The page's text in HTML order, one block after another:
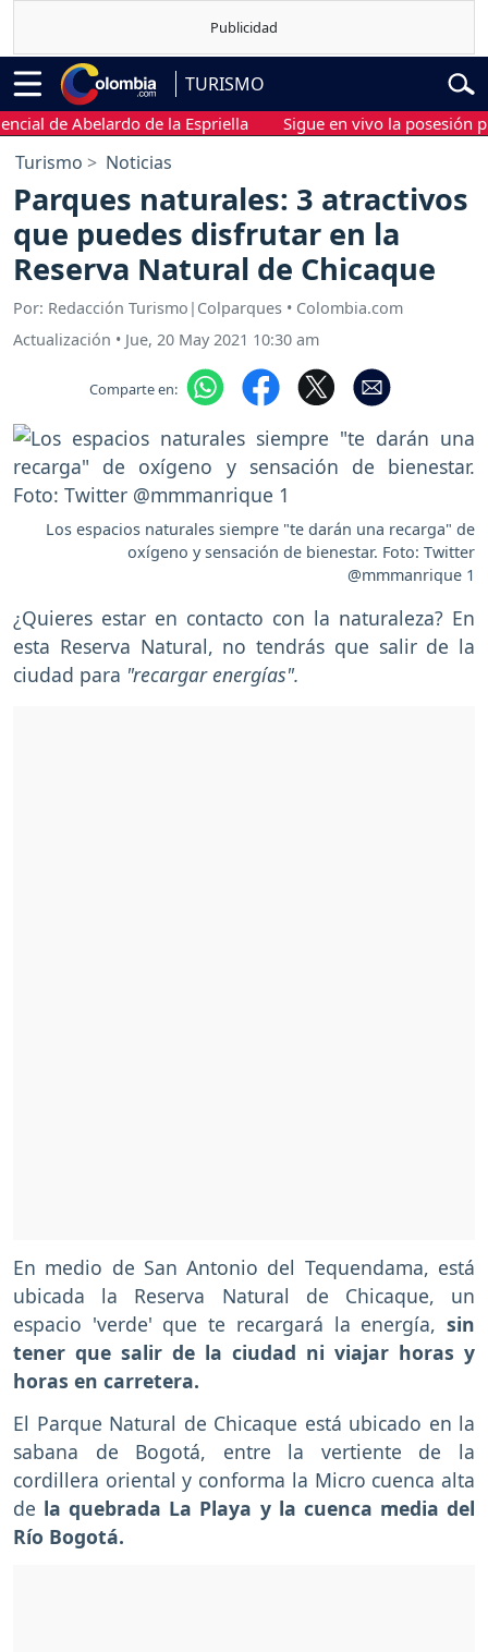
TURISMO
de Abelardo de la Espriella Sigue en vivo la posesión
Turismo Noticias
Parques naturales: 3 atractivos
que puedes disfrutar en la
Reserva Natural de Chicaque
Por: Redacción Turismo|Colparques • Colombia.com
Actualización • Jue, 20 May 2021 10:30 am
Comparte en:
Los espacios naturales siempre "te darán una recarga" de
oxígeno y sensación de bienestar. Foto: Twitter
@mmmanrique 1
¿Quieres estar en contacto con la naturaleza? En
esta Reserva Natural, no tendrás que salir de la
ciudad para "recargar energías".
En medio de San Antonio del Tequendama, está
ubicada la Reserva Natural de Chicaque, un
espacio 'verde' que te recargará la energía, sin
tener que salir de la ciudad ni viajar horas y
horas en carretera.
El Parque Natural de Chicaque está ubicado en la
sabana de Bogotá, entre la vertiente de la
cordillera oriental y conforma la Micro cuenca alta
de la quebrada La Playa y la cuenca media del
Río Bogotá.